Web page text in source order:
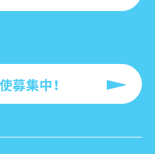
募集中！